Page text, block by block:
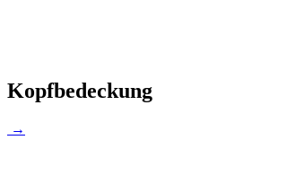
Kopfbedeckung
→